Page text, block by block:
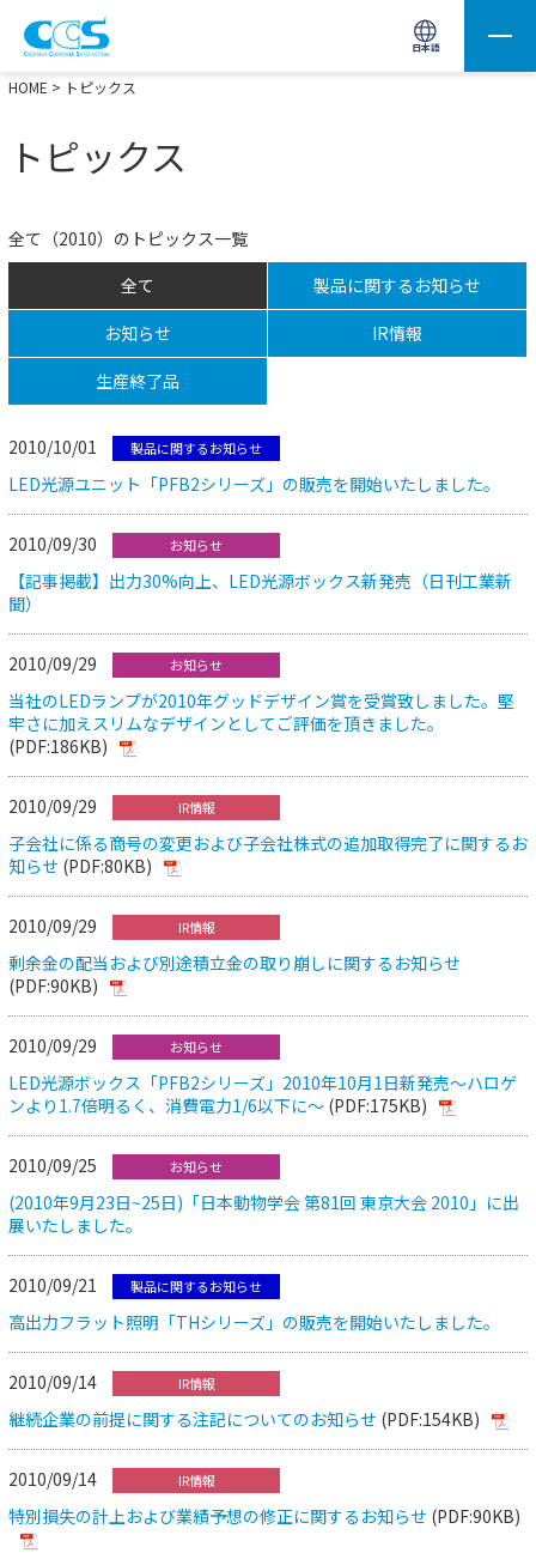
日本語
画像処理用の製品検索 サイト内検索(Enterで実行)
HOME > トピックス
トピックス
全て（2010）のトピックス一覧
全て
製品に関するお知らせ
お知らせ
IR情報
生産終了品
2010/10/01 製品に関するお知らせ
LED光源ユニット「PFB2シリーズ」の販売を開始いたしました。
2010/09/30 お知らせ
【記事掲載】出力30%向上、LED光源ボックス新発売（日刊工業新
聞）
2010/09/29 お知らせ
当社のLEDランプが2010年グッドデザイン賞を受賞致しました。堅
牢さに加えスリムなデザインとしてご評価を頂きました。
(PDF:186KB)
2010/09/29 IR情報
子会社に係る商号の変更および子会社株式の追加取得完了に関するお
知らせ (PDF:80KB)
2010/09/29 IR情報
剰余金の配当および別途積立金の取り崩しに関するお知らせ
(PDF:90KB)
2010/09/29 お知らせ
LED光源ボックス「PFB2シリーズ」2010年10月1日新発売～ハロゲ
ンより1.7倍明るく、消費電力1/6以下に～ (PDF:175KB)
2010/09/25 お知らせ
(2010年9月23日~25日)「日本動物学会 第81回 東京大会 2010」に出
展いたしました。
2010/09/21 製品に関するお知らせ
高出力フラット照明「THシリーズ」の販売を開始いたしました。
2010/09/14 IR情報
継続企業の前提に関する注記についてのお知らせ (PDF:154KB)
2010/09/14 IR情報
特別損失の計上および業績予想の修正に関するお知らせ (PDF:90KB)